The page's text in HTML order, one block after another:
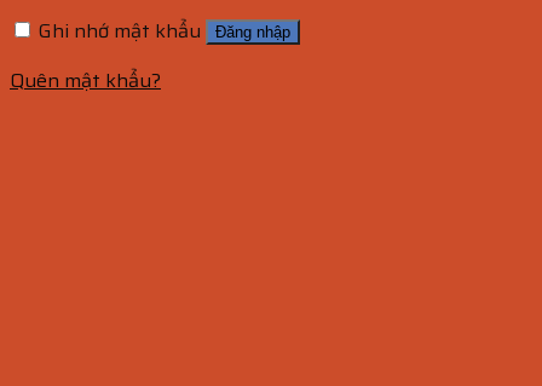
Ghi nhớ mật khẩu
Đăng nhập
Quên mật khẩu?